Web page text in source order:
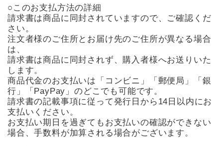
○このお支払方法の詳細
請求書は商品に同封されていますので、ご確認くだ
さい。
注文者様のご住所とお届け先のご住所が異なる場合
は、
請求書は商品に同封されず、購入者様へお送りいた
します。
商品代金のお支払いは「コンビニ」「郵便局」「銀
行」「PayPay」のどこでも可能です。
請求書の記載事項に従って発行日から14日以内にお
支払いください。
お支払い期日を過ぎてもお支払いの確認ができない
場合、手数料が加算される場合がございます。